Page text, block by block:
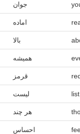
جوان
اماده
بالا
همیشه
قرمز
لیست list
هر چند
احساس